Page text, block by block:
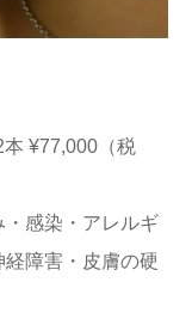
本 ¥77,000（税
・感染・アレルギ
障害・皮膚の硬